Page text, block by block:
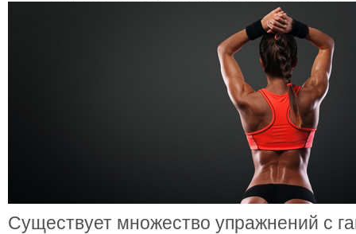
Существует множество упражнений с